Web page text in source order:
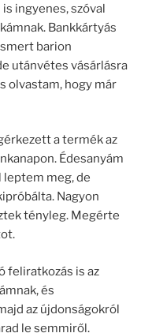
ingyenes, szóval
Bankkártyás
barion
utánvétes vásárlásra
olvastam, hogy már
a termék az
Édesanyám
leptem meg, de
Nagyon
tényleg. Megérte
feliratkozás is az
és
az újdonságokról
le semmiről.